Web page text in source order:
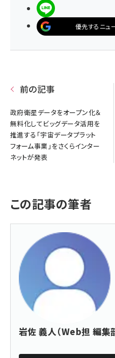
優先するニュ
前の記事
政府衛星データをオープン化＆
無料化してビッグデータ活用を
推進する「宇宙データプラット
フォーム事業」をさくらインター
ネットが発表
この記事の筆者
岩佐 義人（Web担 編集